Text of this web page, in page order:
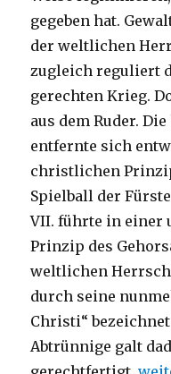
gegeben hat.
der weltlichen
zugleich reguliert
gerechten Krieg.
aus dem Ruder.
entfernte sich
christlichen
Spielball der
VII. führte in einer
Prinzip des
weltlichen
durch seine
Christi“
Abtrünnige galt